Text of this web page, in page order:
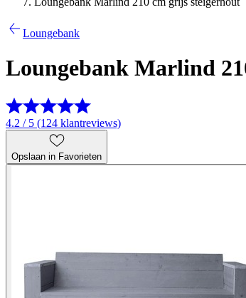
Loungebank
Loungebank Marlind
4.2 / 5 (124 klantreviews)
Opslaan in Favorieten